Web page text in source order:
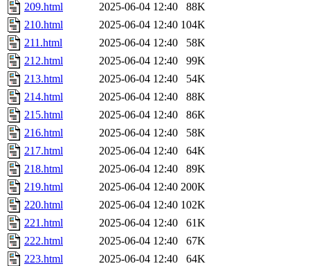
209.html
2025-06-04 12:40
88K
210.html
2025-06-04 12:40 104K
211.html
2025-06-04 12:40
58K
212.html
2025-06-04 12:40
99K
213.html
2025-06-04 12:40
54K
214.html
2025-06-04 12:40
88K
215.html
2025-06-04 12:40
86K
216.html
2025-06-04 12:40
58K
217.html
2025-06-04 12:40
64K
218.html
2025-06-04 12:40
89K
219.html
2025-06-04 12:40 200K
220.html
2025-06-04 12:40 102K
221.html
2025-06-04 12:40
61K
222.html
2025-06-04 12:40
67K
223.html
2025-06-04 12:40
64K